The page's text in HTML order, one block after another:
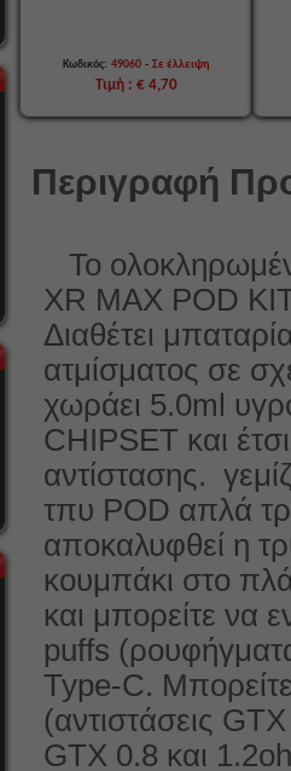
Κωδικός: 49060 -Σε έλλειψη
Τιμή : € 4,70
Περιγραφή
Το
XR MAX POD
Διαθέτει
ατμίσματος σε
χωράει 5.0ml
CHIPSET και
αντίστασης.
τπυ POD απλά
αποκαλυφθεί η
κουμπάκι στο
και μπορείτε να
puffs
Type-C.
(αντιστάσεις
GTX 0.8 και